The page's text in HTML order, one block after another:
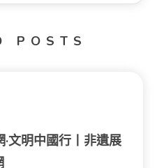
POSTS
文明中國行丨非遺展